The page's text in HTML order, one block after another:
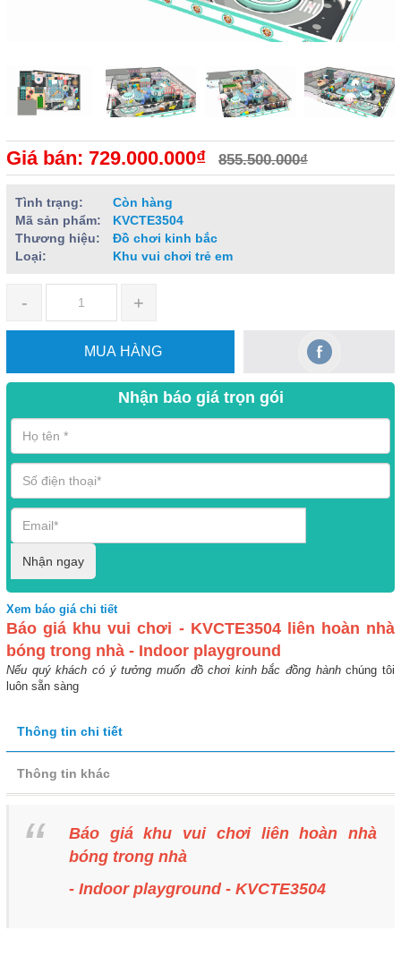
Giá bán: 729.000.000₫ 855.500.000₫
Tình trạng:
Còn hàng
Mã sản phẩm:
KVCTE3504
Thương hiệu:
Đồ chơi kinh bắc
Loại:
Khu vui chơi trẻ em
- +
MUA HÀNG
Nhận báo giá trọn gói
Nhận ngay
Xem báo giá chi tiết
Báo giá khu vui chơi - KVCTE3504 liên hoàn nhà
bóng trong nhà - Indoor playground
Nếu quý khách có ý tưởng muốn đồ chơi kinh bắc đồng hànhchúng tôi
luôn sẵn sàng
Thông tin chi tiết
Thông tin khác
Báo giá khu vui chơi liên hoàn nhà
bóng trong nhà
- Indoor playground - KVCTE3504